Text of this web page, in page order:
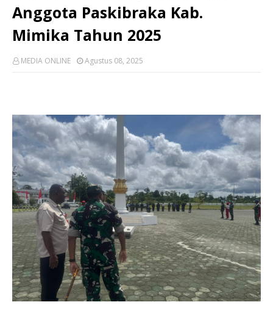
Anggota Paskibraka Kab.
Mimika Tahun 2025
MEDIA ONLINE Agustus 08, 2025